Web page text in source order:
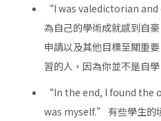
“I was valedictorian
為自己的學術成就感到自
申請以及其他目標至關重
習的人，因為你並不是自學
“In the end, I found the
was myself.” 有些學生的